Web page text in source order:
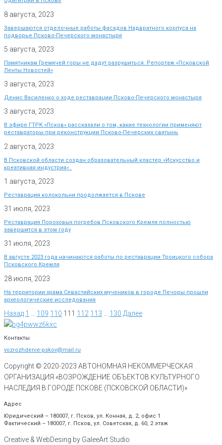
8 августа, 2023
Завершаются отделочные работы фасадов Надвратного корпуса на
подворье Псково-Печерского монастыря
5 августа, 2023
Памятникам Гремячей горы не дадут разрушиться. Репортаж «Псковской
Ленты Новостей»
3 августа, 2023
Денис Василенко о ходе реставрации Псково-Печерского монастыря
3 августа, 2023
В эфире ГТРК «Псков» рассказали о том, какие технологии применяют
реставраторы при реконструкции Псково-Печерских святынь
2 августа, 2023
В Псковской области создан образовательный кластер «Искусство и
креативная индустрия»
1 августа, 2023
Реставрация колокольни продолжается в Пскове
31 июля, 2023
Реставрация Пороховых погребов Псковского Кремля полностью
завершится в этом году
31 июля, 2023
В августе 2023 года начинаются работы по реставрации Троицкого собора
Псковского Кремля
28 июля, 2023
На территории храма Севастийских мучеников в городе Печоры прошли
археологические исследования
Назад 1 109 110 111 112 113 130 Далее
Контакты
vozrozhdenie-pskov@mail.ru
Copyright © 2020-2023 АВТОНОМНАЯ НЕКОММЕРЧЕСКАЯ
ОРГАНИЗАЦИЯ «ВОЗРОЖДЕНИЕ ОБЪЕКТОВ КУЛЬТУРНОГО
НАСЛЕДИЯ В ГОРОДЕ ПСКОВЕ (ПСКОВСКОЙ ОБЛАСТИ)»
Адрес
Юридический – 180007, г. Псков, ул. Конная, д. 2, офис 1
Фактический – 180007, г. Псков, ул. Советская, д. 60, 2 этаж
Creative & WebDesing by GaleeArt Studio